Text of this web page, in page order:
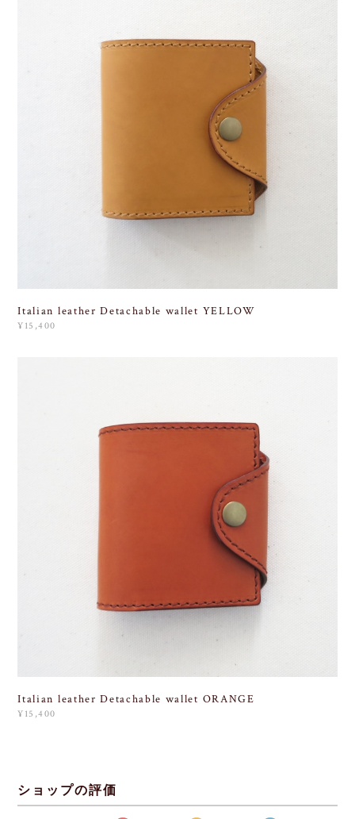
Italian leather Detachable wallet YELLOW
¥15,400
Italian leather Detachable wallet ORANGE
¥15,400
ショップの評価